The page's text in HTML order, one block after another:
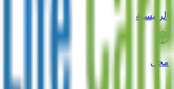
الرئيسية
محل